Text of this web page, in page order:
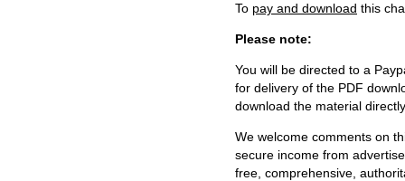
To pay and download this
Please note:
You will be directed to a
for delivery of the PDF
download the material
We welcome comments on
secure income from
free, comprehensive,